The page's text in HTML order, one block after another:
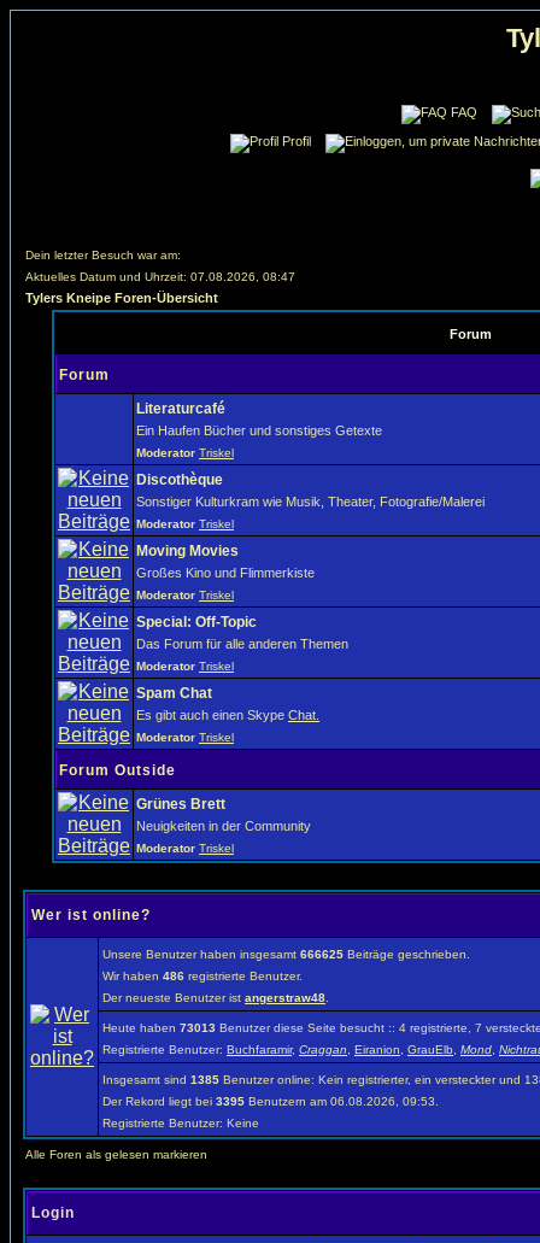
FAQ
Profil
Dein letzter Besuch war am:
Aktuelles Datum und Uhrzeit: 07.08.2026, 08:47
Tylers Kneipe Foren-Übersicht
Forum
Forum
Literaturcafé
Ein Haufen Bücher und sonstiges Getexte
Moderator Triskel
Discothèque
Sonstiger Kulturkram wie Musik, Theater, Fotografie/Malerei
Moderator Triskel
Moving Movies
Großes Kino und Flimmerkiste
Moderator Triskel
Special: Off-Topic
Das Forum für alle anderen Themen
Moderator Triskel
Spam Chat
Es gibt auch einen Skype Chat.
Moderator Triskel
Forum Outside
Grünes Brett
Neuigkeiten in der Community
Moderator Triskel
Wer ist online?
Unsere Benutzer haben insgesamt 666625 Beiträge geschrieben.
Wir haben 486 registrierte Benutzer.
Der neueste Benutzer ist angerstraw48
Heute haben 73013 Benutzer diese Seite besucht :: 4 registrierte, 7
Registrierte Benutzer: Buchfaramir, Craggan Eiranion GrauElb Mond
Insgesamt sind 1385 Benutzer online: Kein registrierter, ein versteckter und
Der Rekord liegt bei 3395 Benutzern am 06.08.2026, 09:53.
Registrierte Benutzer: Keine
Alle Foren als gelesen markieren
Login